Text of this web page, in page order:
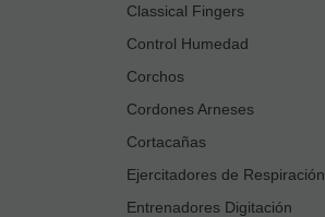
Classical Fingers
Control Humedad
Corchos
Cordones Arneses
Cortacañas
Ejercitadores de Respiración
Entrenadores Digitación